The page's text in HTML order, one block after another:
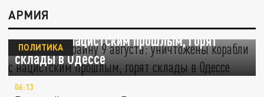
АРМИЯ
Атака на Украину 9 августа: уничтожены
корабли с нацистским прошлым, горят
склады в Одессе
ПОЛИТИКА
06:13